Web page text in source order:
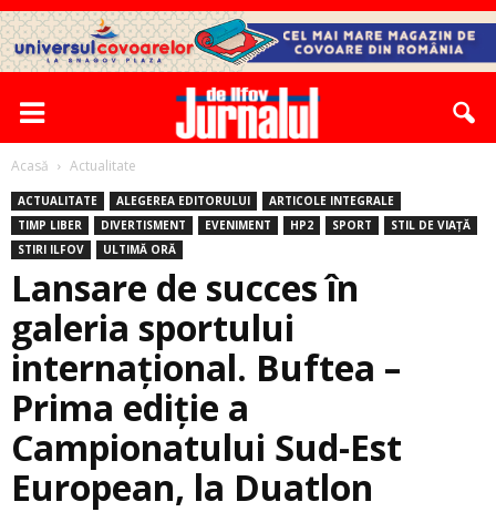
Acasă Actualitate
ACTUALITATE ALEGEREA EDITORULUI
ARTICOLE INTEGRALE
TIMP LIBER
DIVERTISMENT EVENIMENT HP2 SPORT
STIL DE VIAȚĂ
STIRI ILFOV
ULTIMĂ ORĂ
Lansare de succes în
galeria sportului
internaţional. Buftea –
Prima ediţie a
Campionatului Sud-Est
European, la Duatlon